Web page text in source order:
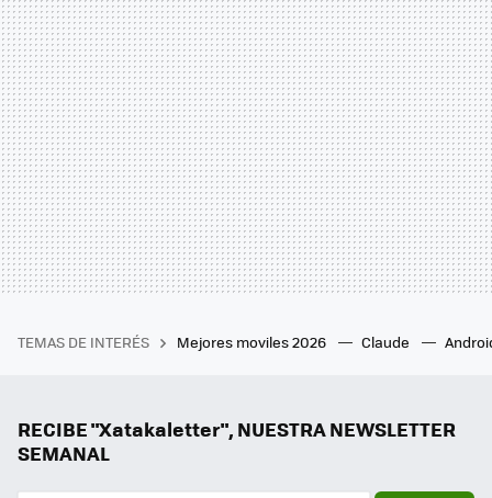
TEMAS DE INTERÉS Mejores moviles 2026 Claude
RECIBE "Xatakaletter", NUESTRA NEWSLETTER
SEMANAL